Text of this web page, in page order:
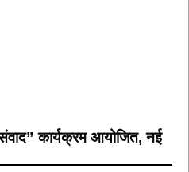
संवाद” कार्यक्रम आयोजित, नई